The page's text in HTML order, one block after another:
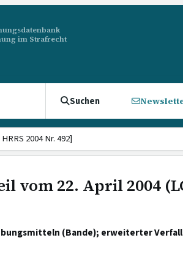
im Strafrecht
Suchen
2004 Nr. 492]
vom 22. April 2004
(Bande); erweiterter